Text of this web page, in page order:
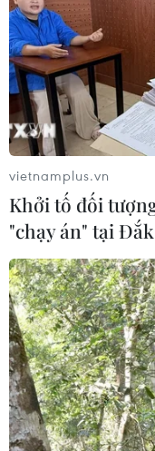
vietnamplus.vn
Khởi tố đối
"chạy án" tại